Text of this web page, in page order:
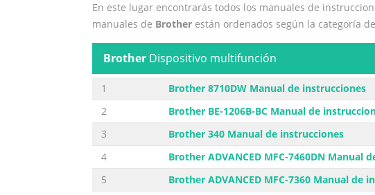
En este lugar encontrarás todos los manuales de
manuales de Brother están ordenados según la categoría
Brother Dispositivo multifunción
1
Brother 8710DW Manual de instrucciones
2
Brother BE-1206B-BC Manual de
3
Brother 340 Manual de instrucciones
4
Brother ADVANCED MFC-7460DN Manual
5
Brother ADVANCED MFC-7360 Manual de